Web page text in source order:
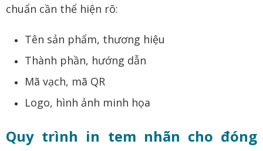
chuẩn cần thể hiện rõ:
Tên sản phẩm, thương hiệu
Thành phần, hướng dẫn
Mã vạch, mã QR
Logo, hình ảnh minh họa
Quy trình in tem nhãn cho đóng